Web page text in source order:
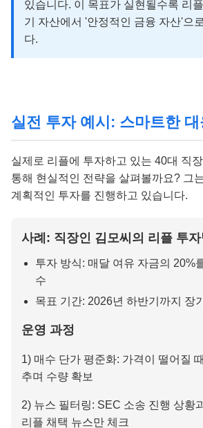
있습니다. 이 목표가 실현될수록 리
기 자산에서 '안정적인 금융 자산'으
다.
실전 투자 예시: 스마트한
실제로 리플에 투자하고 있는 40대 직
통해 현실적인 전략을 살펴볼까요? 그
계획적인 투자를 진행하고 있습니다.
사례: 직장인 김모씨의 리플 투자
투자 방식: 매달 여유 자금의 20%
수
목표 기간: 2026년 하반기까지 장
운영 과정
1) 매수 단가 평준화: 가격이 떨어질
추며 수량 확보
2) 뉴스 필터링: SEC 소송 진행 상황
리플 채택 뉴스만 체크